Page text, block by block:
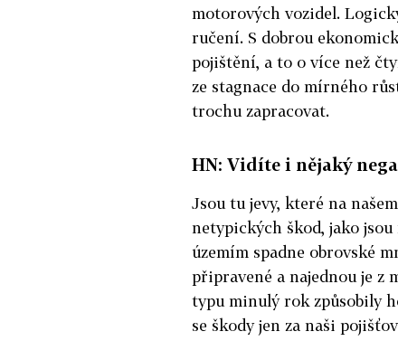
motorových vozidel.
ručení. S dobrou
pojištění, a to o více než
ze stagnace do mírného
trochu zapracovat.
HN: Vidíte i nějaký
Jsou tu jevy, které na
netypických škod, jako
územím spadne obrovské
připravené a najednou je z
typu minulý rok způsobily
se škody jen za naši